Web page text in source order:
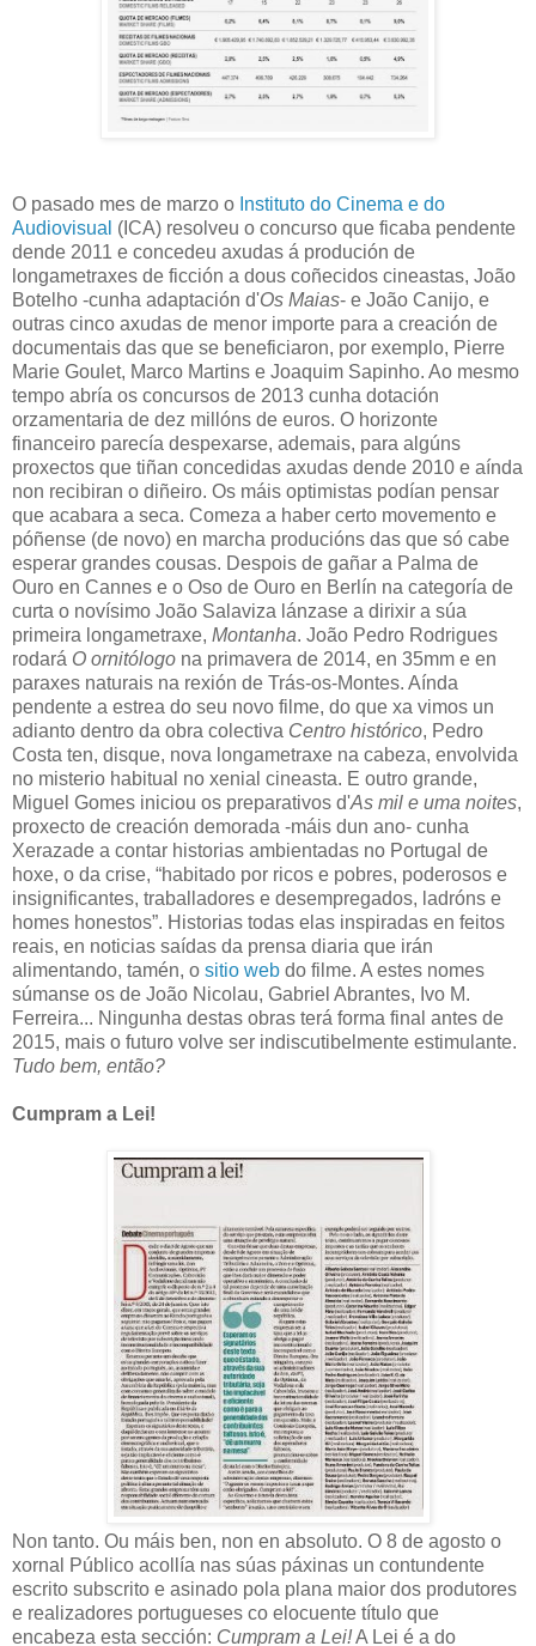
O pasado mes de marzo o Instituto do Cinema e do
Audiovisual (ICA) resolveu o concurso que ficaba pendente
dende 2011 e concedeu axudas á produción de
longametraxes de ficción a dous coñecidos cineastas, João
Botelho -cunha adaptación d'Os Maias- e João Canijo, e
outras cinco axudas de menor importe para a creación de
documentais das que se beneficiaron, por exemplo, Pierre
Marie Goulet, Marco Martins e Joaquim Sapinho. Ao mesmo
tempo abría os concursos de 2013 cunha dotación
orzamentaria de dez millóns de euros. O horizonte
financeiro parecía despexarse, ademais, para algúns
proxectos que tiñan concedidas axudas dende 2010 e aínda
non recibiran o diñeiro. Os máis optimistas podían pensar
que acabara a seca. Comeza a haber certo movemento e
póñense (de novo) en marcha producións das que só cabe
esperar grandes cousas. Despois de gañar a Palma de
Ouro en Cannes e o Oso de Ouro en Berlín na categoría de
curta o novísimo João Salaviza lánzase a dirixir a súa
primeira longametraxe, Montanha. João Pedro Rodrigues
rodará O ornitólogo na primavera de 2014, en 35mm e en
paraxes naturais na rexión de Trás-os-Montes. Aínda
pendente a estrea do seu novo filme, do que xa vimos un
adianto dentro da obra colectiva Centro histórico, Pedro
Costa ten, disque, nova longametraxe na cabeza, envolvida
no misterio habitual no xenial cineasta. E outro grande,
Miguel Gomes iniciou os preparativos d'As mil e uma noites,
proxecto de creación demorada -máis dun ano- cunha
Xerazade a contar historias ambientadas no Portugal de
hoxe, o da crise, “habitado por ricos e pobres, poderosos e
insignificantes, traballadores e desempregados, ladróns e
homes honestos”. Historias todas elas inspiradas en feitos
reais, en noticias saídas da prensa diaria que irán
alimentando, tamén, o sitio web do filme. A estes nomes
súmanse os de João Nicolau, Gabriel Abrantes, Ivo M.
Ferreira... Ningunha destas obras terá forma final antes de
2015, mais o futuro volve ser indiscutibelmente estimulante.
Tudo bem, então?
Cumpram a Lei!
Non tanto. Ou máis ben, non en absoluto. O 8 de agosto o
xornal Público acollía nas súas páxinas un contundente
escrito subscrito e asinado pola plana maior dos produtores
e realizadores portugueses co elocuente título que
encabeza esta sección: Cumpram a Lei!A Lei é a do